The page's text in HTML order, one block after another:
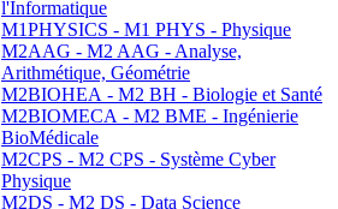
l'Informatique
M1PHYSICS - M1 PHYS - Physique
M2AAG - M2 AAG - Analyse,
Arithmétique, Géométrie
M2BIOHEA - M2 BH - Biologie et Santé
M2BIOMECA - M2 BME - Ingénierie
BioMédicale
M2CPS - M2 CPS - Système Cyber
Physique
M2DS - M2 DS - Data Science